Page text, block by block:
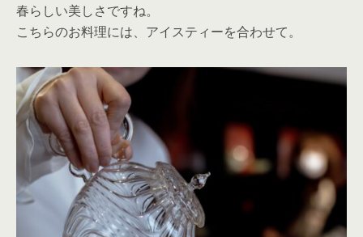
春らしい美しさですね。
こちらのお料理には、アイスティーを合わせて。